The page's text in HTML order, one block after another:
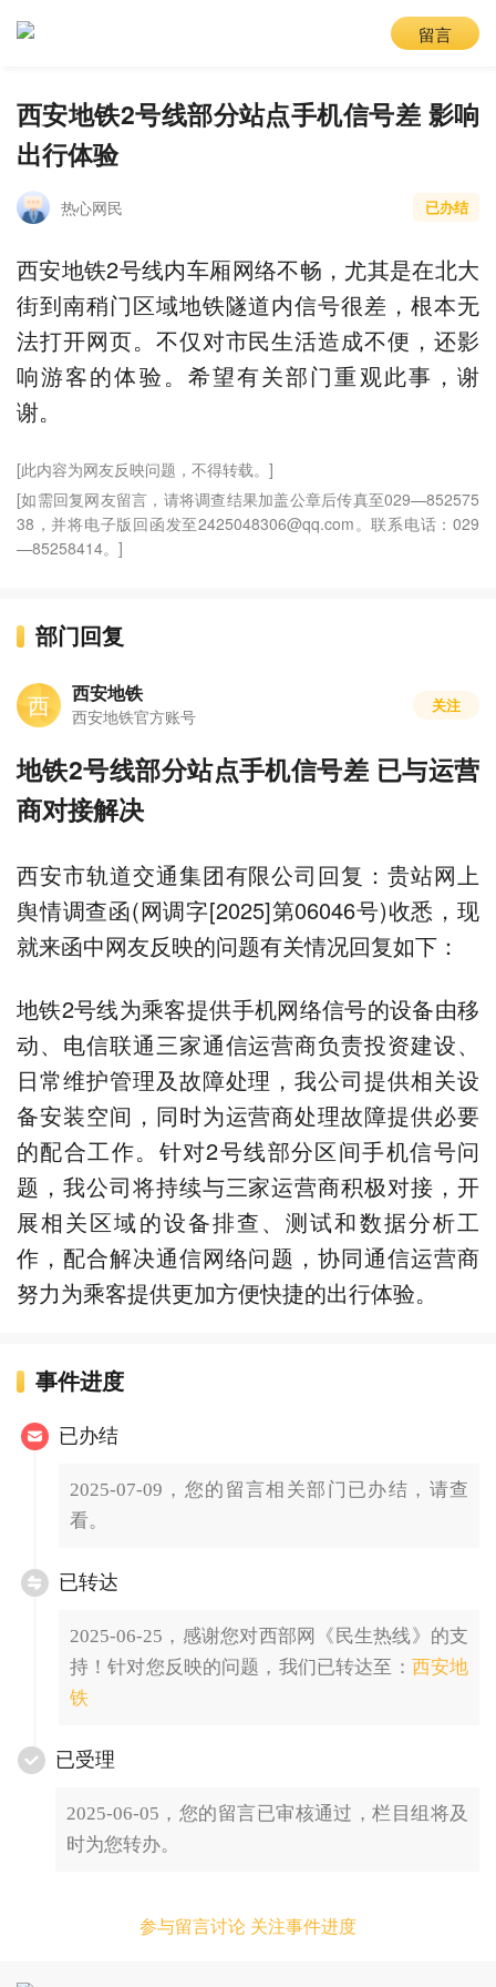
留言
西安地铁2号线部分站点手机信号差 影响
出行体验
热心网民 已办结
西安地铁2号线内车厢网络不畅，尤其是在北大
街到南稍门区域地铁隧道内信号很差，根本无
法打开网页。不仅对市民生活造成不便，还影
响游客的体验。希望有关部门重观此事，谢
谢。
[此内容为网友反映问题，不得转载。]
[如需回复网友留言，请将调查结果加盖公章后传真至029—852575
38，并将电子版回函发至2425048306@qq.com。联系电话：029
—85258414。]
部门回复
西 西安地铁
西安地铁官方账号
关注
地铁2号线部分站点手机信号差 已与运营
商对接解决
西安市轨道交通集团有限公司回复：贵站网上
舆情调查函(网调字[2025]第06046号)收悉，现
就来函中网友反映的问题有关情况回复如下：
地铁2号线为乘客提供手机网络信号的设备由移
动、电信联通三家通信运营商负责投资建设、
日常维护管理及故障处理，我公司提供相关设
备安装空间，同时为运营商处理故障提供必要
的配合工作。针对2号线部分区间手机信号问
题，我公司将持续与三家运营商积极对接，开
展相关区域的设备排查、测试和数据分析工
作，配合解决通信网络问题，协同通信运营商
努力为乘客提供更加方便快捷的出行体验。
事件进度
已办结
2025-07-09，您的留言相关部门已办结，请查
看。
已转达
2025-06-25，感谢您对西部网《民生热线》的支
持！针对您反映的问题，我们已转达至： 西安地
铁
已受理
2025-06-05，您的留言已审核通过，栏目组将及
时为您转办。
参与留言讨论 关注事件进度